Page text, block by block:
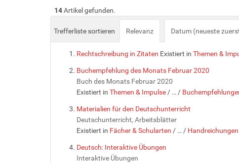
14Artikel gefunden.
Trefferliste sortieren Relevanz Datum (neueste
Rechtschreibung in Zitaten Existiert in Themen &
Buchempfehlung des Monats Februar 2020
Buch des Monats Februar 2020
Existiert in Themen & Impulse / … /
Materialien für den Deutschunterricht
Deutschunterricht, Arbeitsblätter
Existiert in Fächer & Schularten / … /
Deutsch: Interaktive Übungen
Interaktive Übungen